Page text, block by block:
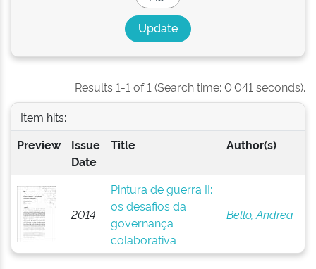
Results 1-1 of 1 (Search time: 0.041 seconds).
Item hits:
Preview
Issue
Date
Title Author(s)
2014
Pintura de guerra II:
os desafios da
governança
colaborativa
Bello, Andrea